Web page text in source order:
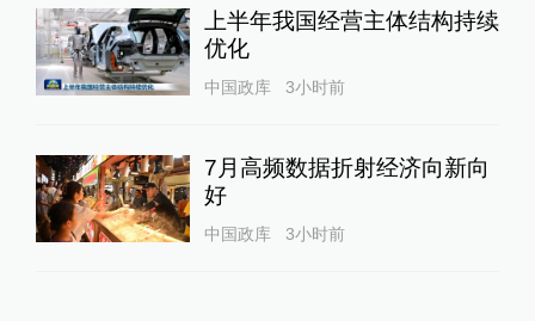
上半年我国经营主体结构持续
优化
中国政库 3小时前
7月高频数据折射经济向新向
好
中国政库 3小时前